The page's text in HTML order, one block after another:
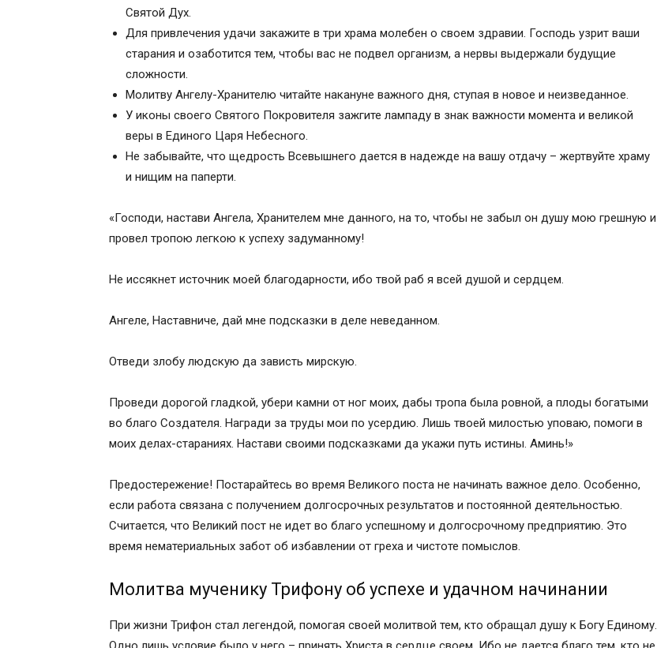
Святой Дух.
Для привлечения удачи закажите в три храма молебен о своем здравии. Господь узрит ваши
старания и озаботится тем, чтобы вас не подвел организм, а нервы выдержали будущие
сложности.
Молитву Ангелу-Хранителю читайте накануне важного дня, ступая в новое и неизведанное.
У иконы своего Святого Покровителя зажгите лампаду в знак важности момента и великой
веры в Единого Царя Небесного.
Не забывайте, что щедрость Всевышнего дается в надежде на вашу отдачу – жертвуйте храму
и нищим на паперти.
«Господи, настави Ангела, Хранителем мне данного, на то, чтобы не забыл он душу мою грешную и
провел тропою легкою к успеху задуманному!
Не иссякнет источник моей благодарности, ибо твой раб я всей душой и сердцем.
Ангеле, Наставниче, дай мне подсказки в деле неведанном.
Отведи злобу людскую да зависть мирскую.
Проведи дорогой гладкой, убери камни от ног моих, дабы тропа была ровной, а плоды богатыми
во благо Создателя. Награди за труды мои по усердию. Лишь твоей милостью уповаю, помоги в
моих делах-стараниях. Настави своими подсказками да укажи путь истины. Аминь!»
Предостережение! Постарайтесь во время Великого поста не начинать важное дело. Особенно,
если работа связана с получением долгосрочных результатов и постоянной деятельностью.
Считается, что Великий пост не идет во благо успешному и долгосрочному предприятию. Это
время нематериальных забот об избавлении от греха и чистоте помыслов.
Молитва мученику Трифону об успехе и удачном начинании
При жизни Трифон стал легендой, помогая своей молитвой тем, кто обращал душу к Богу Единому.